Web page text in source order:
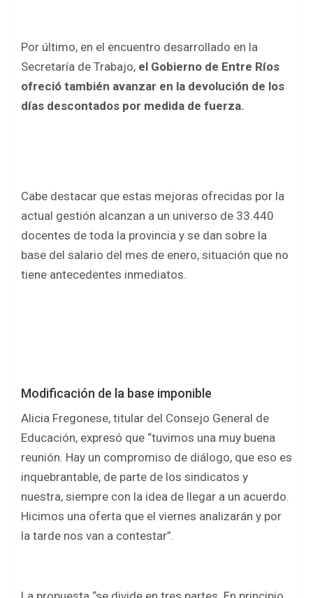
Por último, en el encuentro desarrollado en la
Secretaría de Trabajo, el Gobierno de Entre Ríos
ofreció también avanzar en la devolución de los
días descontados por medida de fuerza.
Cabe destacar que estas mejoras ofrecidas por la
actual gestión alcanzan a un universo de 33.440
docentes de toda la provincia y se dan sobre la
base del salario del mes de enero, situación que no
tiene antecedentes inmediatos.
Modificación de la base imponible
Alicia Fregonese, titular del Consejo General de
Educación, expresó que “tuvimos una muy buena
reunión. Hay un compromiso de diálogo, que eso es
inquebrantable, de parte de los sindicatos y
nuestra, siempre con la idea de llegar a un acuerdo.
Hicimos una oferta que el viernes analizarán y por
la tarde nos van a contestar”.